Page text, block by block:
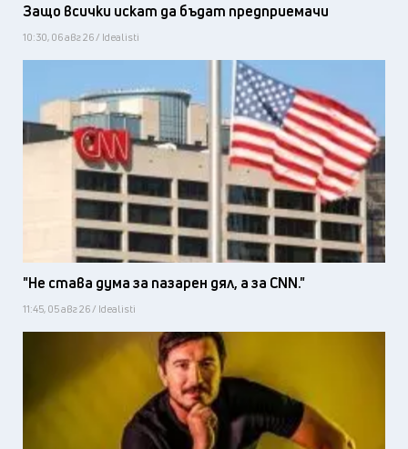
Защо всички искат да бъдат предприемачи
10:30, 06 авг 26 / Idealisti
"Не става дума за пазарен дял, а за CNN."
11:45, 05 авг 26 / Idealisti